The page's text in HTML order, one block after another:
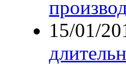
15/01/